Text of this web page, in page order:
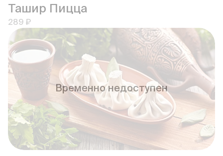
Ташир Пицца
289 ₽
Временно недоступен